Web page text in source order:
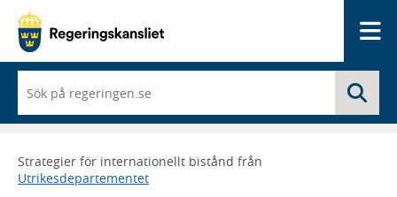
du
börjar
skriva
framträder
en
Strategier för internationellt bistånd från
Utrikesdepartementet